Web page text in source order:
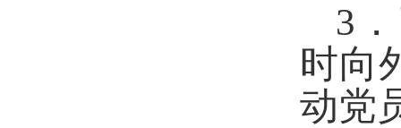
3
时向
动党